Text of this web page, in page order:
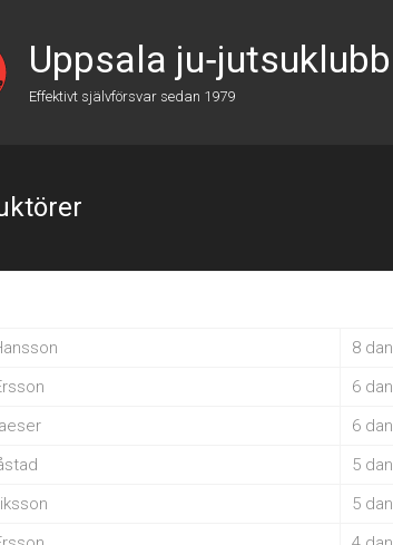
Uppsala ju‑jutsuklubb
Effektivt självförsvar sedan 1979
8 dan
6 dan
6 dan
5 dan
5 dan